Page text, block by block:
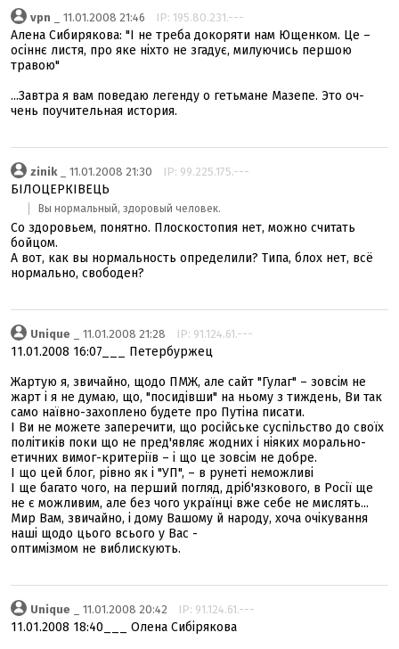
vpn _ 11.01.2008 21:46 IP: 195.80.231.---
Алена Сибирякова: "І не треба докоряти нам Ющенком. Це –
осіннє листя, про яке ніхто не згадує, милуючись першою
травою"
...Завтра я вам поведаю легенду о гетьмане Мазепе. Это оч-
чень поучительная история.
zinik_ 11.01.2008 21:30 IP: 99.225.175.---
БІЛОЦЕРКІВЕЦЬ
Вы нормальный, здоровый человек.
Со здоровьем, понятно. Плоскостопия нет, можно считать
бойцом.
А вот, как вы нормальность определили? Типа, блох нет, всё
нормально, свободен?
Unique _ 11.01.2008 21:28 IP: 91.124.61.---
11.01.2008 16:07___ Петербуржец
Жартую я, звичайно, щодо ПМЖ, але сайт "Гулаг" – зовсім не
жарт і я не думаю, що, "посидівши" на ньому з тиждень, Ви так
само наївно-захоплено будете про Путіна писати.
І Ви не можете заперечити, що російське суспільство до своїх
політиків поки що не пред'являє жодних і ніяких морально-
етичних вимог-критеріїв – і що це зовсім не добре.
І що цей блог, рівно як і "УП", – в рунеті неможливі
І ще багато чого, на перший погляд, дріб'язкового, в Росії ще
не є можливим, але без чого українці вже себе не мислять...
Мир Вам, звичайно, і дому Вашому й народу, хоча очікування
наші щодо цього всього у Вас -
оптимізмом не виблискують.
Unique _ 11.01.2008 20:42 IP: 91.124.61.---
11.01.2008 18:40___ Олена Сибірякова